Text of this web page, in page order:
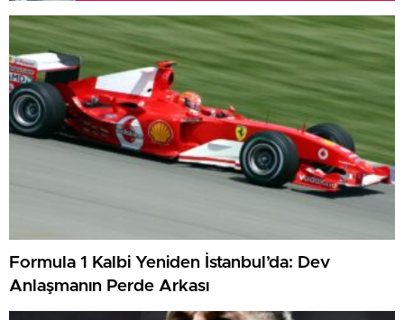
Formula 1 Kalbi Yeniden İstanbul’da: Dev
Anlaşmanın Perde Arkası